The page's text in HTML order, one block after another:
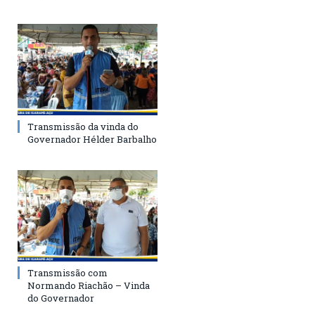
Transmissão da vinda do
Governador Hélder Barbalho
Transmissão com
Normando Riachão – Vinda
do Governador